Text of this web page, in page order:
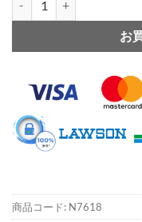
お
商品コード: N7618